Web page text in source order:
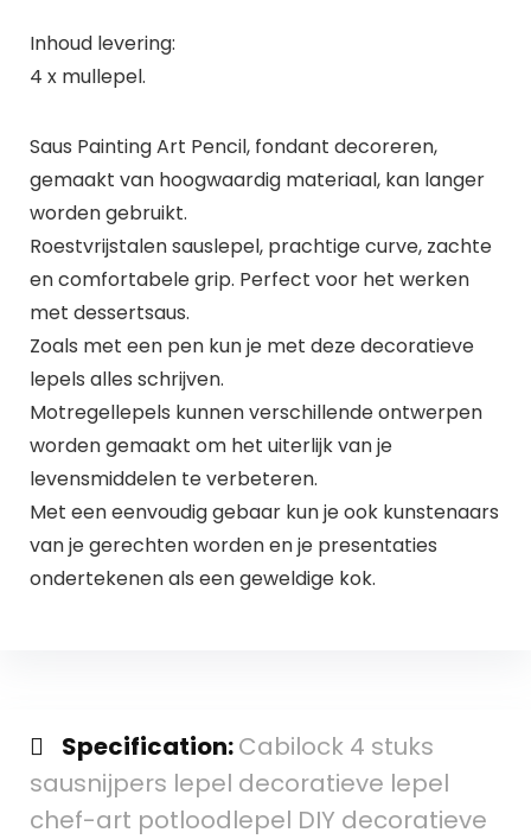
Inhoud levering:
4 x mullepel.
Saus Painting Art Pencil, fondant decoreren,
gemaakt van hoogwaardig materiaal, kan langer
worden gebruikt.
Roestvrijstalen sauslepel, prachtige curve, zachte
en comfortabele grip. Perfect voor het werken
met dessertsaus.
Zoals met een pen kun je met deze decoratieve
lepels alles schrijven.
Motregellepels kunnen verschillende ontwerpen
worden gemaakt om het uiterlijk van je
levensmiddelen te verbeteren.
Met een eenvoudig gebaar kun je ook kunstenaars
van je gerechten worden en je presentaties
ondertekenen als een geweldige kok.
Specification:Cabilock 4 stuks
sausnijpers lepel decoratieve lepel
chef-art potloodlepel DIY decoratieve